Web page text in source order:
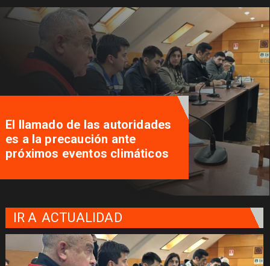
El llamado de las autoridades
es a la precaución ante
próximos eventos climáticos
IR A ACTUALIDAD